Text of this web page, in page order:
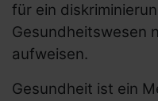
für ein
Gesundheitswesen
aufweisen.
Gesundheit ist ein